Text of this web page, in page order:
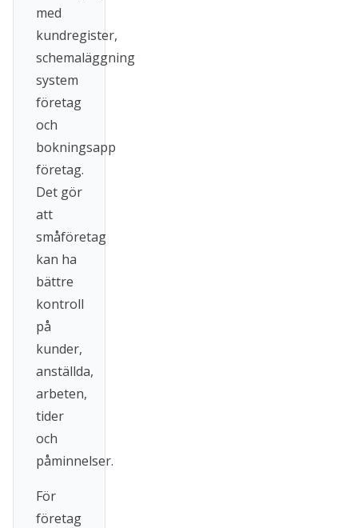
med
kundregister,
schemaläggning
system
företag
och
bokningsapp
företag.
Det gör
att
småföretag
kan ha
bättre
kontroll
på
kunder,
anställda,
arbeten,
tider
och
påminnelser.
För
företag